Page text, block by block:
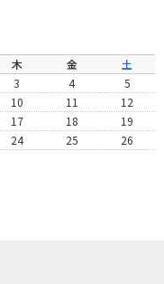
木 金
土
3 4
5
10 11
12
17 18
19
24 25
26